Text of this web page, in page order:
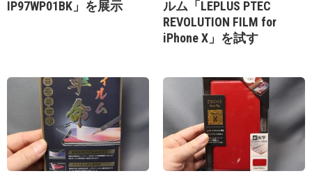
IP97WP01BK」を展示
ルム「LEPLUS PTEC
REVOLUTION FILM for
iPhone X」を試す